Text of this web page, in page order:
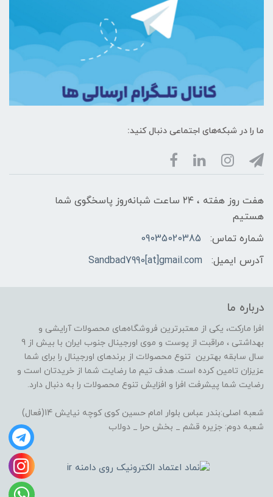
ما را در شبکه‌های اجتماعی دنبال کنید:
هفت روز هفته ، ۲۴ ساعت شبانه‌روز پاسخگوی شما
هستیم
شماره تماس:
09035020385
آدرس ایمیل:
Sandbad7990[at]gmail.com
درباره ما
افرا مارکت، یکی از معتبرترین فروشگاه‌های محصولات آرایشی و
بهداشتی ، مراقبت از پوست و موی اورجینال جنوب ایران با بیش از 9
سال سابقه بهترین تنوع محصولات از برندهای اورجینال را برای شما
عزیزان تامین کرده است. هدف تیم ما رضایت شما از خریدتان است و
رضایت شما پیشرفت افرا و افزایش تنوع محصولات را به دنبال دارد.
شعبه اصلی:بندر عباس بلوار امام حسین کوی کوچه نیایش 14(فعال)
شعبه دوم: جزیره قشم _ بخش حرا _ دولاب